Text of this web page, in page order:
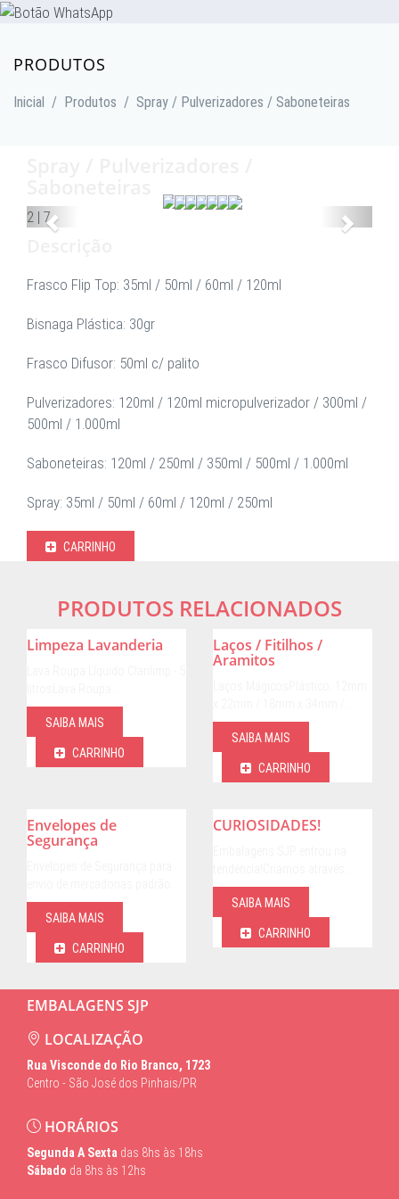
PRODUTOS
Inicial / Produtos / Spray / Pulverizadores / Saboneteiras
Anterior
2 | 7
Frasco Flip Top: 35ml / 50ml / 60ml / 120ml
Bisnaga Plástica: 30gr
Frasco Difusor: 50ml c/ palito
Pulverizadores: 120ml / 120ml micropulverizador / 300ml /
500ml / 1.000ml
Saboneteiras: 120ml / 250ml / 350ml / 500ml / 1.000ml
Spray: 35ml / 50ml / 60ml / 120ml / 250ml
CARRINHO
PRODUTOS RELACIONADOS
Limpeza Lavanderia
SAIBA MAIS
CARRINHO
Laços / Fitilhos /
Aramitos
SAIBA MAIS
CARRINHO
Envelopes de
Segurança
SAIBA MAIS
CARRINHO
CURIOSIDADES!
SAIBA MAIS
CARRINHO
EMBALAGENS SJP
LOCALIZAÇÃO
Rua Visconde do Rio Branco, 1723
Centro - São José dos Pinhais/PR
HORÁRIOS
Segunda A Sexta das 8hs às 18hs
Sábado da 8hs às 12hs